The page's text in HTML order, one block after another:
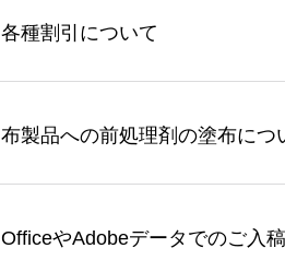
者にご連絡いただき調整をお
各種割引について
ポイントとして付与され、次
文時からご利用頂けます。ポ
れば、ランクにカウントがさ
布製品への前処理剤の塗布につ
イト以外）のプリントは、濃
OfficeやAdobeデータでのご入